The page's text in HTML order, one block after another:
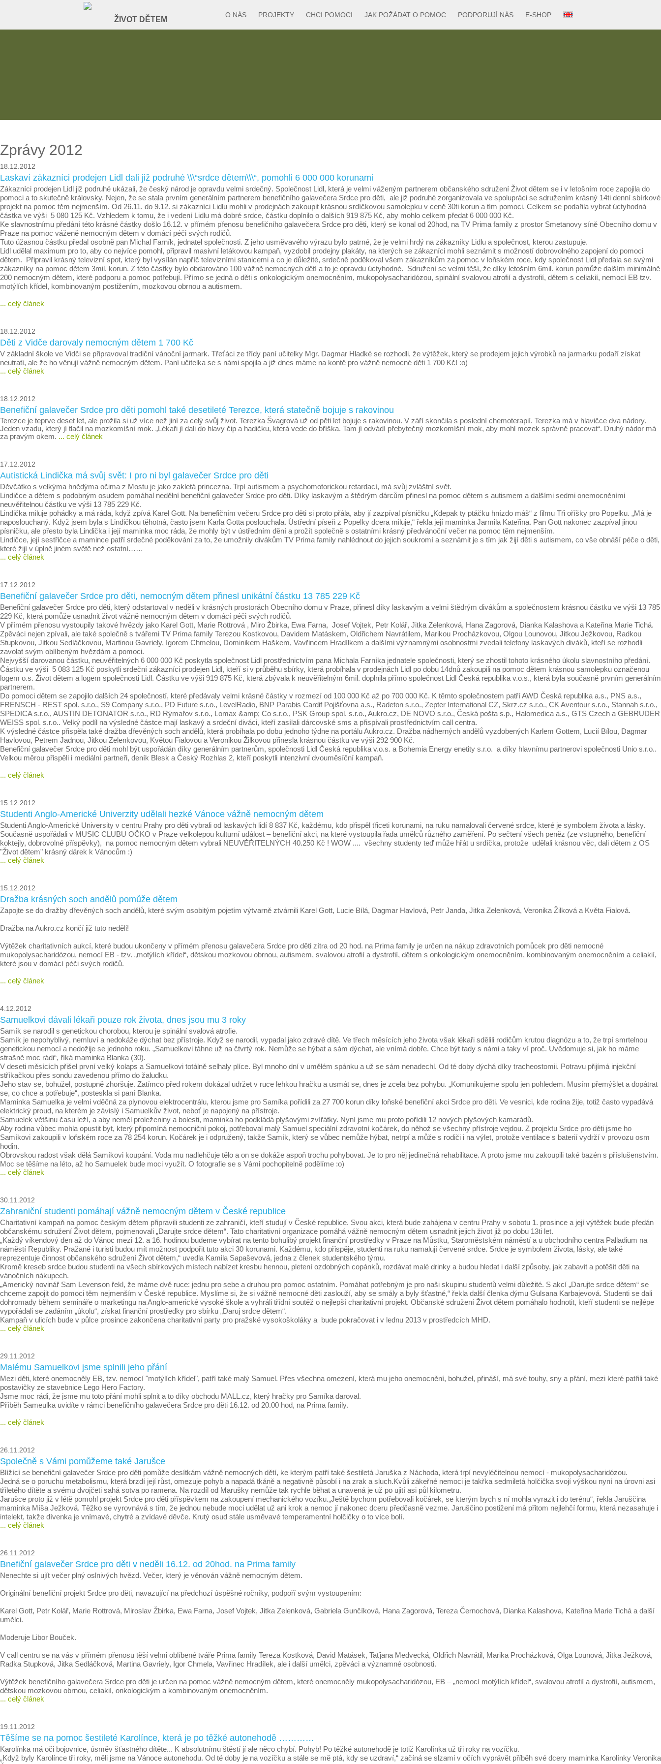
E-SHOP
PODPORUJÍ NÁS
JAK POŽÁDAT O POMOC
CHCI POMOCI
PROJEKTY
O NÁS
Zprávy 2012
18.12.2012
Laskaví zákazníci prodejen Lidl dali již podruhé \\\“srdce dětem\\\“, pomohli 6 000 000 korunami
Zákazníci prodejen Lidl již podruhé ukázali, že český národ je opravdu velmi srdečný. Společnost Lidl, která je velmi váženým partnerem občanského sdružení Život dětem se i v letošním roce zapojila do
pomoci a to skutečně královsky. Nejen, že se stala prvním generálním partnerem benefičního galavečera Srdce pro děti, ale již podruhé zorganizovala ve spolupráci se sdružením krásný 14ti denní sbírkové
projekt na pomoc těm nejmenším. Od 26.11. do 9.12. si zákazníci Lidlu mohli v prodejnách zakoupit krásnou srdíčkovou samolepku v ceně 30ti korun a tím pomoci. Celkem se podařila vybrat úctyhodná
částka ve výši 5 080 125 Kč. Vzhledem k tomu, že i vedení Lidlu má dobré srdce, částku doplnilo o dalších 919 875 Kč, aby mohlo celkem předat 6 000 000 Kč.
Ke slavnostnímu předání této krásné částky došlo 16.12. v přímém přenosu benefičního galavečera Srdce pro děti, který se konal od 20hod, na TV Prima family z prostor Smetanovy síně Obecního domu v
Praze na pomoc váženě nemocným dětem v domácí péči svých rodičů.
Tuto úžasnou částku předal osobně pan Michal Farník, jednatel společnosti. Z jeho usměvavého výrazu bylo patrné, že je velmi hrdý na zákazníky Lidlu a společnost, kterou zastupuje.
Lidl udělal maximum pro to, aby co nejvíce pomohl, připravil masivní letákovou kampaň, vyzdobil prodejny plakáty, na kterých se zákazníci mohli seznámit s možností dobrovolného zapojení do pomoci
dětem. Připravil krásný televizní spot, který byl vysílán napříč televizními stanicemi a co je důležité, srdečně poděkoval všem zákazníkům za pomoc v loňském roce, kdy společnost Lidl předala se svými
zákazníky na pomoc dětem 3mil. korun. Z této částky bylo obdarováno 100 vážně nemocných dětí a to je opravdu úctyhodné. Sdružení se velmi těší, že díky letošním 6mil. korun pomůže dalším minimálně
200 nemocným dětem, které podporu a pomoc potřebují. Přímo se jedná o děti s onkologickým onemocněním, mukopolysacharidózou, spinální svalovou atrofií a dystrofií, dětem s celiakií, nemocí EB tzv.
motýlích křídel, kombinovaným postižením, mozkovou obrnou a autismem.
... celý článek
18.12.2012
Děti z Vidče darovaly nemocným dětem 1 700 Kč
V základní škole ve Vidči se připravoval tradiční vánoční jarmark. Třeťáci ze třídy paní učitelky Mgr. Dagmar Hladké se rozhodli, že výtěžek, který se prodejem jejich výrobků na jarmarku podaří získat
neutratí, ale že ho věnují vážně nemocným dětem. Paní učitelka se s námi spojila a již dnes máme na kontě pro vážně nemocné děti 1 700 Kč! :o)
... celý článek
18.12.2012
Benefiční galavečer Srdce pro děti pomohl také desetileté Terezce, která statečně bojuje s rakovinou
Terezce je teprve deset let, ale prožila si už více než jiní za celý svůj život. Terezka Švagrová už od pěti let bojuje s rakovinou. V září skončila s poslední chemoterapií. Terezka má v hlavičce dva nádory.
Jeden vzadu, který jí tlačil na mozkomíšní mok. „Lékaři jí dali do hlavy čip a hadičku, která vede do bříška. Tam jí odvádí přebytečný mozkomíšní mok, aby mohl mozek správně pracovat“. Druhý nádor má
za pravým okem. ... celý článek
17.12.2012
Autistická Lindička má svůj svět: I pro ni byl galavečer Srdce pro děti
Děvčátko s velkýma hnědýma očima z Mostu je jako zakletá princezna. Trpí autismem a psychomotorickou retardací, má svůj zvláštní svět.
Lindičce a dětem s podobným osudem pomáhal nedělní benefiční galavečer Srdce pro děti. Díky laskavým a štědrým dárcům přinesl na pomoc dětem s autismem a dalšími sedmi onemocněními
neuvěřitelnou částku ve výši 13 785 229 Kč.
Lindička miluje pohádky a má ráda, když zpívá Karel Gott. Na benefičním večeru Srdce pro děti si proto přála, aby jí zazpíval písničku „Kdepak ty ptáčku hnízdo máš“ z filmu Tři oříšky pro Popelku. „Má je
naposlouchaný. Když jsem byla s Lindičkou těhotná, často jsem Karla Gotta poslouchala. Ústřední píseň z Popelky dcera miluje,“ řekla její maminka Jarmila Kateřina. Pan Gott nakonec zazpíval jinou
písničku, ale přesto byla Lindička i její maminka moc ráda, že mohly být v ústředním dění a prožít společně s ostatními krásný předvánoční večer na pomoc těm nejmenším.
Lindičce, její sestřičce a mamince patří srdečné poděkování za to, že umožnily divákům TV Prima family nahlédnout do jejich soukromí a seznámit je s tím jak žijí děti s autismem, co vše obnáší péče o děti,
které žijí v úplně jiném světě než ostatní……
... celý článek
17.12.2012
Benefiční galavečer Srdce pro děti, nemocným dětem přinesl unikátní částku 13 785 229 Kč
Benefiční galavečer Srdce pro děti, který odstartoval v neděli v krásných prostorách Obecního domu v Praze, přinesl díky laskavým a velmi štědrým divákům a společnostem krásnou částku ve výši 13 785
229 Kč, která pomůže usnadnit život vážně nemocným dětem v domácí péči svých rodičů.
V přímém přenosu vystoupily takové hvězdy jako Karel Gott, Marie Rottrová , Miro Žbirka, Ewa Farna, Josef Vojtek, Petr Kolář, Jitka Zelenková, Hana Zagorová, Dianka Kalashova a Kateřina Marie Tichá.
Zpěváci nejen zpívali, ale také společně s tvářemi TV Prima family Terezou Kostkovou, Davidem Matáskem, Oldřichem Navrátilem, Marikou Procházkovou, Olgou Lounovou, Jitkou Ježkovou, Radkou
Stupkovou, Jitkou Sedláčkovou, Martinou Gavriely, Igorem Chmelou, Dominikem Haškem, Vavřincem Hradílkem a dalšími významnými osobnostmi zvedali telefony laskavých diváků, kteří se rozhodli
zavolat svým oblíbeným hvězdám a pomoci.
Nejvyšší darovanou částku, neuvěřitelných 6 000 000 Kč poskytla společnost Lidl prostřednictvím pana Michala Farníka jednatele společnosti, který se zhostil tohoto krásného úkolu slavnostního předání.
Částku ve výši 5 083 125 Kč poskytli srdeční zákazníci prodejen Lidl, kteří si v průběhu sbírky, která probíhala v prodejnách Lidl po dobu 14dnů zakoupili na pomoc dětem krásnou samolepku označenou
logem o.s. Život dětem a logem společnosti Lidl. Částku ve výši 919 875 Kč, která zbývala k neuvěřitelným 6mil. doplnila přímo společnost Lidl Česká republika v.o.s., která byla současně prvním generálním
partnerem.
Do pomoci dětem se zapojilo dalších 24 společností, které předávaly velmi krásné částky v rozmezí od 100 000 Kč až po 700 000 Kč. K těmto společnostem patří AWD Česká republika a.s., PNS a.s.,
FRENSCH - REST spol. s.r.o., S9 Company s.r.o., PD Future s.r.o., LevelRadio, BNP Parabis Cardif Pojišťovna a.s., Radeton s.r.o., Zepter International CZ, Skrz.cz s.r.o., CK Aventour s.r.o., Stannah s.r.o.,
SPEDICA s.r.o., AUSTIN DETONATOR s.r.o., RD Rýmařov s.r.o., Lomax &amp; Co s.r.o., PSK Group spol. s.r.o., Aukro.cz, DE NOVO s.r.o., Česká pošta s.p., Halomedica a.s., GTS Czech a GEBRUDER
WEISS spol. s.r.o.. Velký podíl na výsledné částce mají laskavý a srdeční diváci, kteří zasílali dárcovské sms a přispívali prostřednictvím call centra.
K výsledné částce přispěla také dražba dřevěných soch andělů, která probíhala po dobu jednoho týdne na portálu Aukro.cz. Dražba nádherných andělů vyzdobených Karlem Gottem, Lucií Bílou, Dagmar
Havlovou, Petrem Jadnou, Jitkou Zelenkovou, Květou Fialovou a Veronikou Žilkovou přinesla krásnou částku ve výši 292 900 Kč.
Benefiční galavečer Srdce pro děti mohl být uspořádán díky generálním partnerům, společnosti Lidl Česká republika v.o.s. a Bohemia Energy enetity s.r.o. a díky hlavnímu partnerovi společnosti Unio s.r.o..
Velkou měrou přispěli i mediální partneři, deník Blesk a Český Rozhlas 2, kteří poskytli intenzivní dvouměsíční kampaň.
... celý článek
15.12.2012
Studenti Anglo-Americké Univerzity udělali hezké Vánoce vážně nemocným dětem
Studenti Anglo-Americké University v centru Prahy pro děti vybrali od laskavých lidí 8 837 Kč, každému, kdo přispěl třiceti korunami, na ruku namalovali červené srdce, které je symbolem života a lásky.
Současně uspořádali v MUSIC CLUBU OČKO v Praze velkolepou kulturní událost – benefiční akci, na které vystoupila řada umělců různého zaměření. Po sečtení všech peněz (ze vstupného, benefiční
koktejly, dobrovolné příspěvky), na pomoc nemocným dětem vybrali NEUVĚŘITELNÝCH 40.250 Kč ! WOW .... všechny studenty teď může hřát u srdíčka, protože udělali krásnou věc, dali dětem z OS
"Život dětem" krásný dárek k Vánocům :)
... celý článek
15.12.2012
Dražba krásných soch andělů pomůže dětem
Zapojte se do dražby dřevěných soch andělů, které svým osobitým pojetím výtvarně ztvárnili Karel Gott, Lucie Bílá, Dagmar Havlová, Petr Janda, Jitka Zelenková, Veronika Žilková a Květa Fialová.
Dražba na Aukro.cz končí již tuto neděli!
Výtěžek charitativních aukcí, které budou ukončeny v přímém přenosu galavečera Srdce pro děti zítra od 20 hod. na Prima family je určen na nákup zdravotních pomůcek pro děti nemocné
mukopolysacharidózou, nemocí EB - tzv. „motýlích křídel“, dětskou mozkovou obrnou, autismem, svalovou atrofií a dystrofií, dětem s onkologickým onemocněním, kombinovaným onemocněním a celiakií,
které jsou v domácí péči svých rodičů.
... celý článek
4.12.2012
Samuelkovi dávali lékaři pouze rok života, dnes jsou mu 3 roky
Samík se narodil s genetickou chorobou, kterou je spinální svalová atrofie.
Samík je nepohyblivý, nemluví a nedokáže dýchat bez přístroje. Když se narodil, vypadal jako zdravé dítě. Ve třech měsících jeho života však lékaři sdělili rodičům krutou diagnózu a to, že trpí smrtelnou
genetickou nemocí a nedožije se jednoho roku. „Samuelkovi táhne už na čtvrtý rok. Nemůže se hýbat a sám dýchat, ale vnímá dobře. Chce být tady s námi a taky ví proč. Uvědomuje si, jak ho máme
strašně moc rádi“, říká maminka Blanka (30).
V deseti měsících přišel první velký kolaps a Samuelkovi totálně selhaly plíce. Byl mnoho dní v umělém spánku a už se sám nenadechl. Od té doby dýchá díky tracheostomii. Potravu přijímá injekční
stříkačkou přes sondu zavedenou přímo do žaludku.
Jeho stav se, bohužel, postupně zhoršuje. Zatímco před rokem dokázal udržet v ruce lehkou hračku a usmát se, dnes je zcela bez pohybu. „Komunikujeme spolu jen pohledem. Musím přemýšlet a dopátrat
se, co chce a potřebuje“, posteskla si paní Blanka.
Maminka Samuelka je velmi vděčná za plynovou elektrocentrálu, kterou jsme pro Samíka pořídili za 27 700 korun díky loňské benefiční akci Srdce pro děti. Ve vesnici, kde rodina žije, totiž často vypadává
elektrický proud, na kterém je závislý i Samuelkův život, neboť je napojený na přístroje.
Samuelek většinu času leží, a aby neměl proleženiny a bolesti, maminka ho podkládá plyšovými zvířátky. Nyní jsme mu proto pořídili 12 nových plyšových kamarádů.
Aby rodina vůbec mohla opustit byt, který připomíná nemocniční pokoj, potřeboval malý Samuel speciální zdravotní kočárek, do něhož se všechny přístroje vejdou. Z projektu Srdce pro děti jsme ho
Samíkovi zakoupili v loňském roce za 78 254 korun. Kočárek je i odpružený, takže Samík, který se vůbec nemůže hýbat, netrpí a může s rodiči i na výlet, protože ventilace s baterií vydrží v provozu osm
hodin.
Obrovskou radost však dělá Samíkovi koupání. Voda mu nadlehčuje tělo a on se dokáže aspoň trochu pohybovat. Je to pro něj jedinečná rehabilitace. A proto jsme mu zakoupili také bazén s příslušenstvím.
Moc se těšíme na léto, až ho Samuelek bude moci využít. O fotografie se s Vámi pochopitelně podělíme :o)
... celý článek
30.11.2012
Zahraniční studenti pomáhají vážně nemocným dětem v České republice
Charitativní kampaň na pomoc českým dětem připravili studenti ze zahraničí, kteří studují v České republice. Svou akci, která bude zahájena v centru Prahy v sobotu 1. prosince a její výtěžek bude předán
občanskému sdružení Život dětem, pojmenovali „Darujte srdce dětem“. Tato charitativní organizace pomáhá vážně nemocným dětem usnadnit jejich život již po dobu 13ti let.
„Každý víkendový den až do Vánoc mezi 12. a 16. hodinou budeme vybírat na tento bohulibý projekt finanční prostředky v Praze na Můstku, Staroměstském náměstí a u obchodního centra Palladium na
náměstí Republiky. Pražané i turisti budou mít možnost podpořit tuto akci 30 korunami. Každému, kdo přispěje, studenti na ruku namalují červené srdce. Srdce je symbolem života, lásky, ale také
reprezentuje činnost občanského sdružení Život dětem,“ uvedla Kamila Sapaševová, jedna z členek studentského týmu.
Kromě kreseb srdce budou studenti na všech sbírkových místech nabízet kresbu hennou, pletení ozdobných copánků, rozdávat malé drinky a budou hledat i další způsoby, jak zabavit a potěšit děti na
vánočních nákupech.
„Americký novinář Sam Levenson řekl, že máme dvě ruce: jednu pro sebe a druhou pro pomoc ostatním. Pomáhat potřebným je pro naši skupinu studentů velmi důležité. S akcí „Darujte srdce dětem“ se
chceme zapojit do pomoci těm nejmenším v České republice. Myslíme si, že si vážně nemocné děti zaslouží, aby se smály a byly šťastné,“ řekla další členka dýmu Gulsana Karbajevová. Studenti se dali
dohromady během semináře o marketingu na Anglo-americké vysoké škole a vyhráli třídní soutěž o nejlepší charitativní projekt. Občanské sdružení Život dětem pomáhalo hodnotit, kteří studenti se nejlépe
vypořádali se zadáním „úkolu“, získat finanční prostředky pro sbírku „Daruj srdce dětem“.
Kampaň v ulicích bude v půlce prosince zakončena charitativní party pro pražské vysokoškoláky a bude pokračovat i v lednu 2013 v prostředcích MHD.
... celý článek
29.11.2012
Malému Samuelkovi jsme splnili jeho přání
Mezi děti, které onemocněly EB, tzv. nemocí "motýlích křídel", patří také malý Samuel. Přes všechna omezení, která mu jeho onemocnění, bohužel, přináší, má své touhy, sny a přání, mezi které patřili také
postavičky ze stavebnice Lego Hero Factory.
Jsme moc rádi, že jsme mu toto přání mohli splnit a to díky obchodu MALL.cz, který hračky pro Samíka daroval.
Příběh Sameulka uvidíte v rámci benefičního galavečera Srdce pro děti 16.12. od 20.00 hod, na Prima family.
... celý článek
26.11.2012
Společně s Vámi pomůžeme také Jarušce
Blížící se benefiční galavečer Srdce pro děti pomůže desítkám vážně nemocných dětí, ke kterým patří také šestiletá Jaruška z Náchoda, která trpí nevyléčitelnou nemocí - mukopolysacharidózou.
Jedná se o poruchu metabolismu, která brzdí její růst, omezuje pohyb a napadá tkáně a negativně působí i na zrak a sluch.Kvůli zákeřné nemoci je takřka sedmiletá holčička svojí výškou nyní na úrovni asi
tříletého dítěte a svému dvojčeti sahá sotva po ramena. Na rozdíl od Marušky nemůže tak rychle běhat a unavená je už po ujití asi půl kilometru.
Jarušce proto již v létě pomohl projekt Srdce pro děti příspěvkem na zakoupení mechanického vozíku.„Ještě bychom potřebovali kočárek, se kterým bych s ní mohla vyrazit i do terénu“, řekla Jaruščina
maminka Míša Ježková. Těžko se vyrovnává s tím, že jednou nebude moci udělat už ani krok a nemoc jí nakonec dceru předčasně vezme. Jaruščino postižení má přitom nejlehčí formu, která nezasahuje i
intelekt, takže dívenka je vnímavé, chytré a zvídavé děvče. Krutý osud stále usměvavé temperamentní holčičky o to více bolí.
... celý článek
26.11.2012
Bnefiční galavečer Srdce pro děti v neděli 16.12. od 20hod. na Prima family
Nenechte si ujít večer plný oslnivých hvězd. Večer, který je věnován vážně nemocným dětem.
Originální benefiční projekt Srdce pro děti, navazující na předchozí úspěšné ročníky, podpoří svým vystoupením:
Karel Gott, Petr Kolář, Marie Rottrová, Miroslav Žbirka, Ewa Farna, Josef Vojtek, Jitka Zelenková, Gabriela Gunčíková, Hana Zagorová, Tereza Černochová, Dianka Kalashova, Kateřina Marie Tichá a další
umělci.
Moderuje Libor Bouček.
V call centru se na vás v přímém přenosu těší velmi oblíbené tváře Prima family Tereza Kostková, David Matásek, Taťjana Medvecká, Oldřich Navrátil, Marika Procházková, Olga Lounová, Jitka Ježková,
Radka Stupková, Jitka Sedláčková, Martina Gavriely, Igor Chmela, Vavřinec Hradílek, ale i další umělci, zpěváci a významné osobnosti.
Výtěžek benefičního galavečera Srdce pro děti je určen na pomoc vážně nemocným dětem, které onemocněly mukopolysacharidózou, EB – „nemocí motýlích křídel“, svalovou atrofií a dystrofií, autismem,
dětskou mozkovou obrnou, celiakií, onkologickým a kombinovaným onemocněním.
... celý článek
19.11.2012
Těšíme se na pomoc šestileté Karolínce, která je po těžké autonehodě …………
Karolínka má oči bojovnice, úsměv šťastného dítěte... K absolutnímu štěstí jí ale něco chybí. Pohyb! Po těžké autonehodě je totiž Karolínka už tři roky na vozíčku.
„Když byly Karolínce tři roky, měli jsme na Vánoce autonehodu. Od té doby je na vozíčku a stále se mě ptá, kdy se uzdraví,“ začíná se slzami v očích vyprávět příběh své dcery maminka Karolínky Veronika